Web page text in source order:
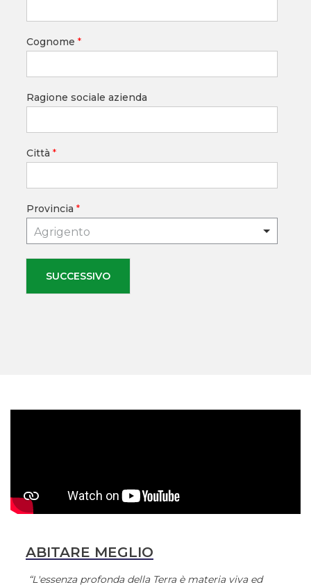
Cognome *
Ragione sociale azienda
Città *
Provincia *
Agrigento
SUCCESSIVO
ABITARE MEGLIO
“L'essenza profonda della Terra è materia viva ed